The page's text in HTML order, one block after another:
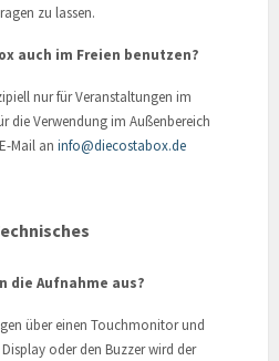
zu lassen.
auch im Freien benutzen?
nur für Veranstaltungen im
die Verwendung im Außenbereich
Mail an info@diecostabox.de
die Aufnahme aus?
über einen Touchmonitor und
oder den Buzzer wird der